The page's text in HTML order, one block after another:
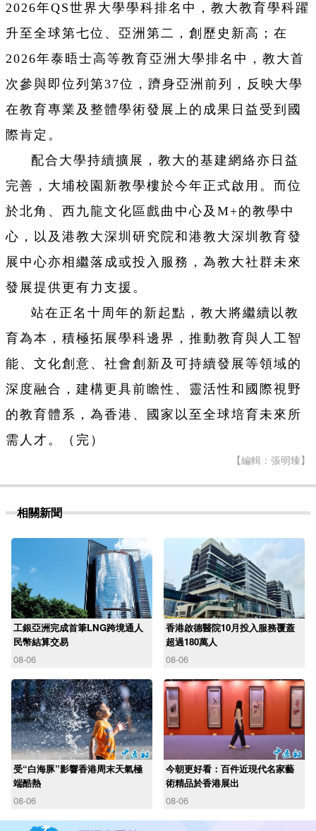
2026年QS世界大學學科排名中，教大教育學科躍
升至全球第七位、亞洲第二，創歷史新高；在
2026年泰晤士高等教育亞洲大學排名中，教大首
次參與即位列第37位，躋身亞洲前列，反映大學
在教育專業及整體學術發展上的成果日益受到國
際肯定。
配合大學持續擴展，教大的基建網絡亦日益
完善，大埔校園新教學樓於今年正式啟用。而位
於北角、西九龍文化區戲曲中心及M+的教學中
心，以及港教大深圳研究院和港教大深圳教育發
展中心亦相繼落成或投入服務，為教大社群未來
發展提供更有力支援。
站在正名十周年的新起點，教大將繼續以教
育為本，積極拓展學科邊界，推動教育與人工智
能、文化創意、社會創新及可持續發展等領域的
深度融合，建構更具前瞻性、靈活性和國際視野
的教育體系，為香港、國家以至全球培育未來所
需人才。（完）
【編輯：張明臻】
相關新聞
工銀亞洲完成首筆LNG跨境通人
民幣結算交易
08-06
香港啟德醫院10月投入服務覆蓋
超過180萬人
08-06
受“白海豚”影響香港周末天氣極
端酷熱
08-06
今朝更好看：百件近現代名家藝
術精品於香港展出
08-06